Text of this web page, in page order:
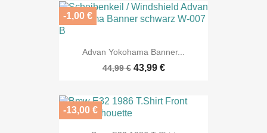
Advan Yokohama Banner...
44,99 € 43,99 €
-1,00 €
-13,00 €